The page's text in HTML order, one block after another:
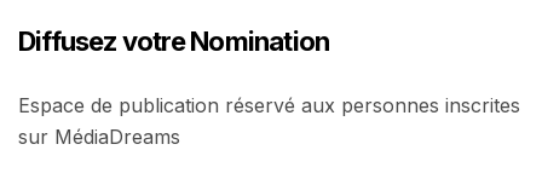
Diffusez votre Nomination
Espace de publication réservé aux personnes inscrites
sur MédiaDreams